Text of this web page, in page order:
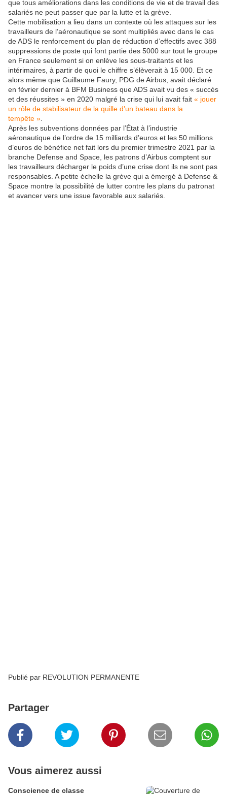
que tous améliorations dans les conditions de vie et de travail des
salariés ne peut passer que par la lutte et la grève.
Cette mobilisation a lieu dans un contexte où les attaques sur les
travailleurs de l’aéronautique se sont multipliés avec dans le cas
de ADS le renforcement du plan de réduction d’effectifs avec 388
suppressions de poste qui font partie des 5000 sur tout le groupe
en France seulement si on enlève les sous-traitants et les
intérimaires, à partir de quoi le chiffre s’élèverait à 15 000. Et ce
alors même que Guillaume Faury, PDG de Airbus, avait déclaré
en février dernier à BFM Business que ADS avait vu des « succès
et des réussites » en 2020 malgré la crise qui lui avait fait « jouer
un rôle de stabilisateur de la quille d’un bateau dans la
tempête »
Après les subventions données par l’État à l’industrie
aéronautique de l’ordre de 15 milliards d’euros et les 50 millions
d’euros de bénéfice net fait lors du premier trimestre 2021 par la
branche Defense and Space, les patrons d’Airbus comptent sur
les travailleurs décharger le poids d’une crise dont ils ne sont pas
responsables. A petite échelle la grève qui a émergé à Defense &
Space montre la possibilité de lutter contre les plans du patronat
et avancer vers une issue favorable aux salariés.
Publié par REVOLUTION PERMANENTE
Partager
Vous aimerez aussi
Conscience de classe